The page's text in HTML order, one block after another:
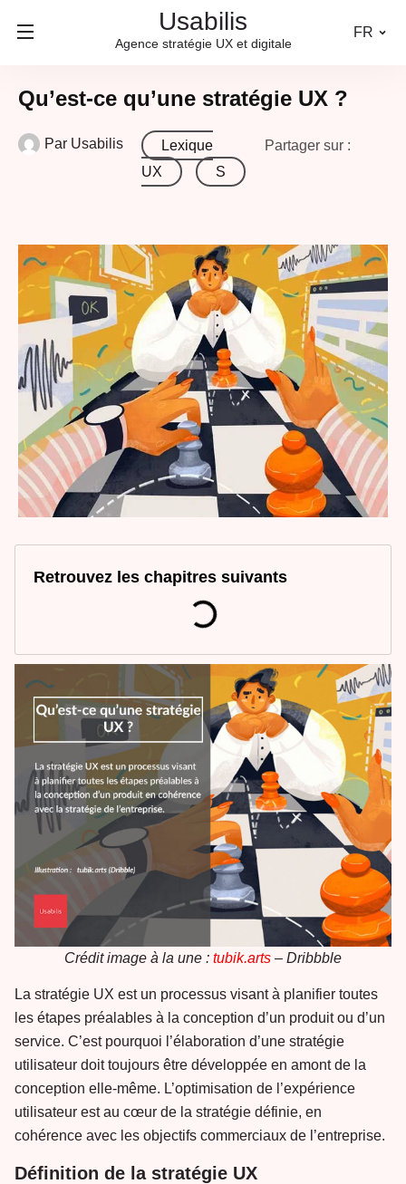
Usabilis
Agence stratégie UX et digitale
FR
Qu’est-ce qu’une stratégie UX ?
Par Usabilis
Lexique
UX
S
Partager sur :
Retrouvez les chapitres suivants
Crédit image à la une : tubik.arts – Dribbble
La stratégie UX est un processus visant à planifier toutes
les étapes préalables à la conception d’un produit ou d’un
service. C’est pourquoi l’élaboration d’une stratégie
utilisateur doit toujours être développée en amont de la
conception elle-même. L’optimisation de l’expérience
utilisateur est au cœur de la stratégie définie, en
cohérence avec les objectifs commerciaux de l’entreprise.
Définition de la stratégie UX